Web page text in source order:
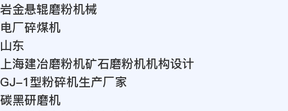
岩金悬辊磨粉机械
电厂碎煤机
山东
上海建冶磨粉机矿石磨粉机机构设计
GJ-1型粉碎机生产厂家
碳黑研磨机